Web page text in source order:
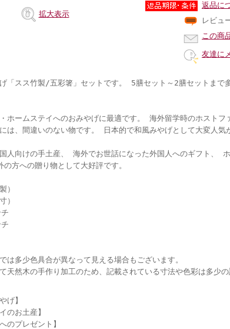
拡大表示
返品に
レビュ
この商
友達に
「スス竹製/五彩箸」セットです。 5膳セット～2膳セットまで
ホームステイへのおみやげに最適です。 海外留学時のホスト
は、間違いのない物です。 日本的で和風みやげとして大変人気
人向けの手土産、 海外でお世話になった外国人へのギフト、
方への贈り物として大好評です。
）
）
は多少色具合が異なって見える場合もございます。
天然木の手作り加工のため、記載されている寸法や色彩は多少
げ】
のお土産】
のプレゼント】